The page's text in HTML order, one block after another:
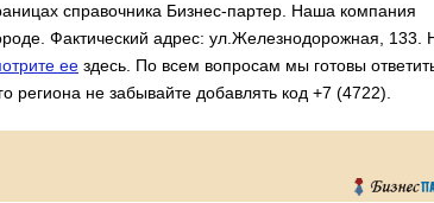
справочника Бизнес-партер. Наша компания
Фактический адрес: ул.Железнодорожная, 133.
ее здесь. По всем вопросам мы готовы
региона не забывайте добавлять код +7 (4722).